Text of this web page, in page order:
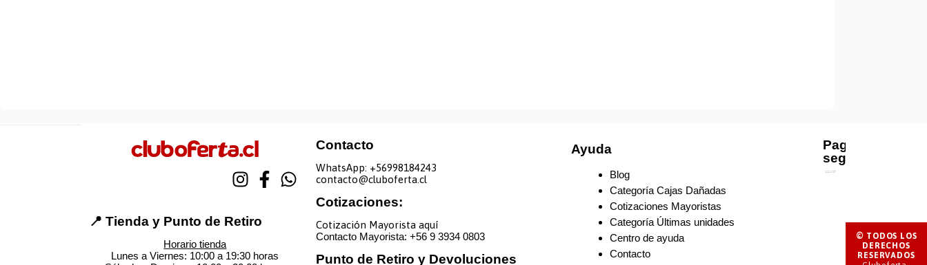
📍 Tienda y Punto de Retiro
Horario tienda
Lunes a Viernes: 10:00 a 19:30 horas
Contacto
WhatsApp: +56998184243
contacto@cluboferta.cl
Cotizaciones:
Cotización Mayorista aquí
Contacto Mayorista: +56 9 3934 0803
Punto de Retiro y Devoluciones
Ayuda
Blog
Categoría Cajas Dañadas
Cotizaciones Mayoristas
Categoría Últimas unidades
Centro de ayuda
Contacto
Pago
seguro
© TODOS LOS
DERECHOS
RESERVADOS